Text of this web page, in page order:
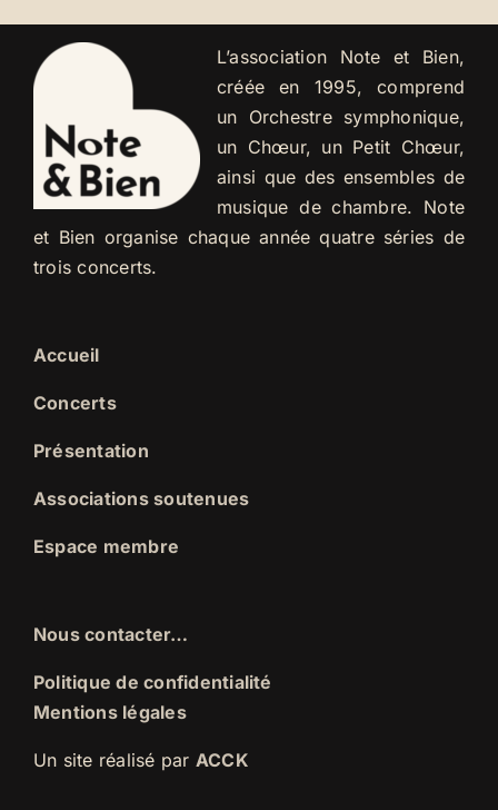
L’association Note et Bien,
créée en 1995, comprend
un Orchestre symphonique,
un Chœur, un Petit Chœur,
ainsi que des ensembles de
musique de chambre. Note
et Bien organise chaque année quatre séries de
trois concerts.
Accueil
Concerts
Présentation
Associations soutenues
Espace membre
Nous contacter…
Politique de confidentialité
Mentions légales
Un site réalisé par ACCK